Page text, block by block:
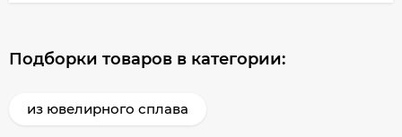
Подборки товаров в категории:
из ювелирного сплава